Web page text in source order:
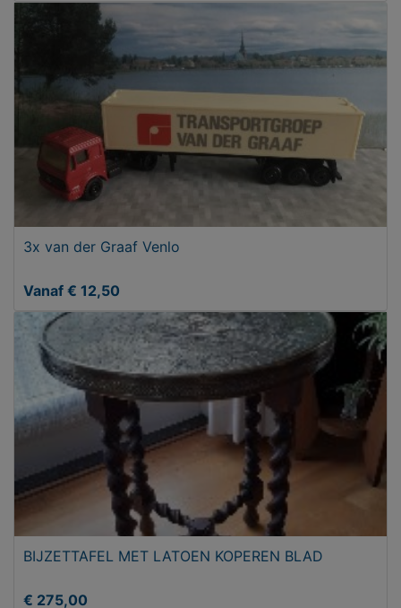
3x van der Graaf Venlo
Vanaf € 12,50
BIJZETTAFEL MET LATOEN KOPEREN BLAD
€ 275,00